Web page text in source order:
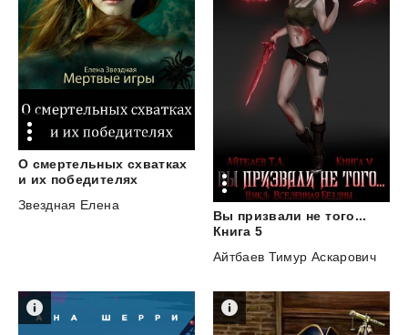
О смертельных схватках
и их победителях
Звездная Елена
Вы призвали не того...
Книга 5
Айтбаев Тимур Аскарович